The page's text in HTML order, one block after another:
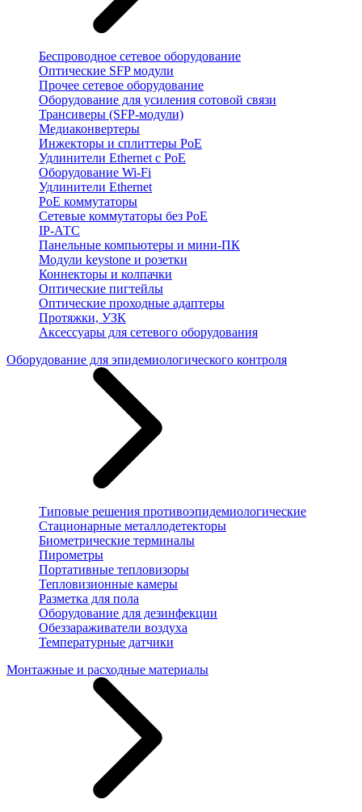
Беспроводное сетевое оборудование
Оптические SFP модули
Прочее сетевое оборудование
Оборудование для усиления сотовой связи
Трансиверы (SFP-модули)
Медиаконвертеры
Инжекторы и сплиттеры PoE
Удлинители Ethernet с PoE
Оборудование Wi-Fi
Удлинители Ethernet
PoE коммутаторы
Сетевые коммутаторы без PoE
IP-АТС
Панельные компьютеры и мини-ПК
Модули keystone и розетки
Коннекторы и колпачки
Оптические пигтейлы
Оптические проходные адаптеры
Протяжки, УЗК
Аксессуары для сетевого оборудования
Оборудование для эпидемиологического контроля
Типовые решения противоэпидемиологические
Стационарные металлодетекторы
Биометрические терминалы
Пирометры
Портативные тепловизоры
Тепловизионные камеры
Разметка для пола
Оборудование для дезинфекции
Обеззараживатели воздуха
Температурные датчики
Монтажные и расходные материалы